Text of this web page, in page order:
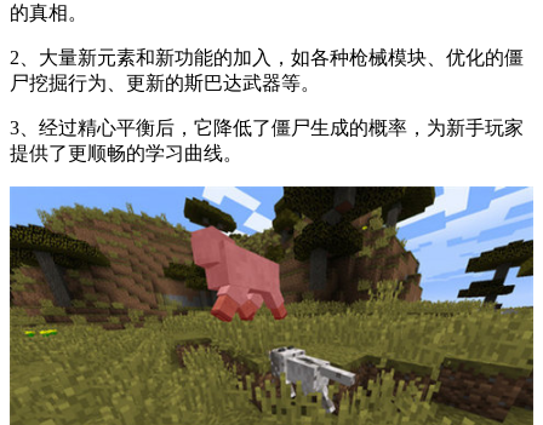
的真相。
2、大量新元素和新功能的加入，如各种枪械模块、优化的僵
尸挖掘行为、更新的斯巴达武器等。
3、经过精心平衡后，它降低了僵尸生成的概率，为新手玩家
提供了更顺畅的学习曲线。